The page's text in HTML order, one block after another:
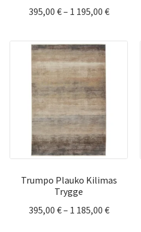
395,00 €– 1 195,00 €Price
395,00 €
Trumpo Plauko Kilimas
Trygge
395,00 €– 1 185,00 €Price